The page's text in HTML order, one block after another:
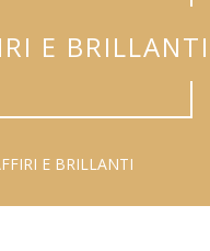
E BRILLANTI
E BRILLANTI